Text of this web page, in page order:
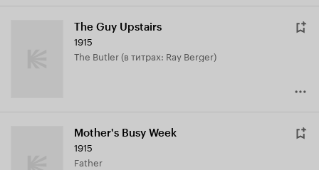
The Guy Upstairs
1915
The Butler (в титрах: Ray Berger)
Mother's Busy Week
1915
Father